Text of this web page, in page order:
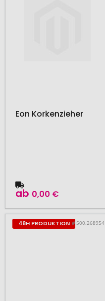
Eon Korkenzieher
ab 0,00 €
48H PRODUKTION # 500.268954